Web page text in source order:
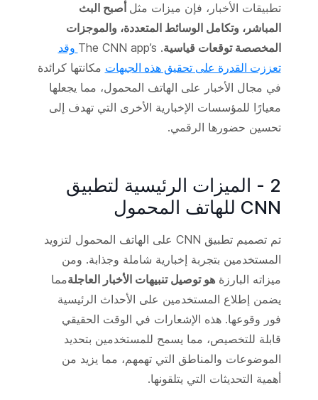
تطبيقات الأخبار، فإن ميزات مثل أصبح البث
المباشر، وتكامل الوسائط المتعددة، والموجزات
المخصصة توقعات قياسية. The CNN app’s
وقد
تعززت القدرة على تحقيق هذه الجبهات مكانتها كرائدة
في مجال الأخبار على الهاتف المحمول، مما يجعلها
معيارًا للمؤسسات الإخبارية الأخرى التي تهدف إلى
تحسين حضورها الرقمي.
2 - الميزات الرئيسية لتطبيق
CNN للهاتف المحمول
تم تصميم تطبيق CNN على الهاتف المحمول لتزويد
المستخدمين بتجربة إخبارية شاملة وجذابة. ومن
ميزاته البارزةهو توصيل تنبيهات الأخبار العاجلةمما
يضمن إطلاع المستخدمين على الأحداث الرئيسية
فور وقوعها. هذه الإشعارات في الوقت الحقيقي
قابلة للتخصيص، مما يسمح للمستخدمين بتحديد
الموضوعات والمناطق التي تهمهم، مما يزيد من
أهمية التحديثات التي يتلقونها.